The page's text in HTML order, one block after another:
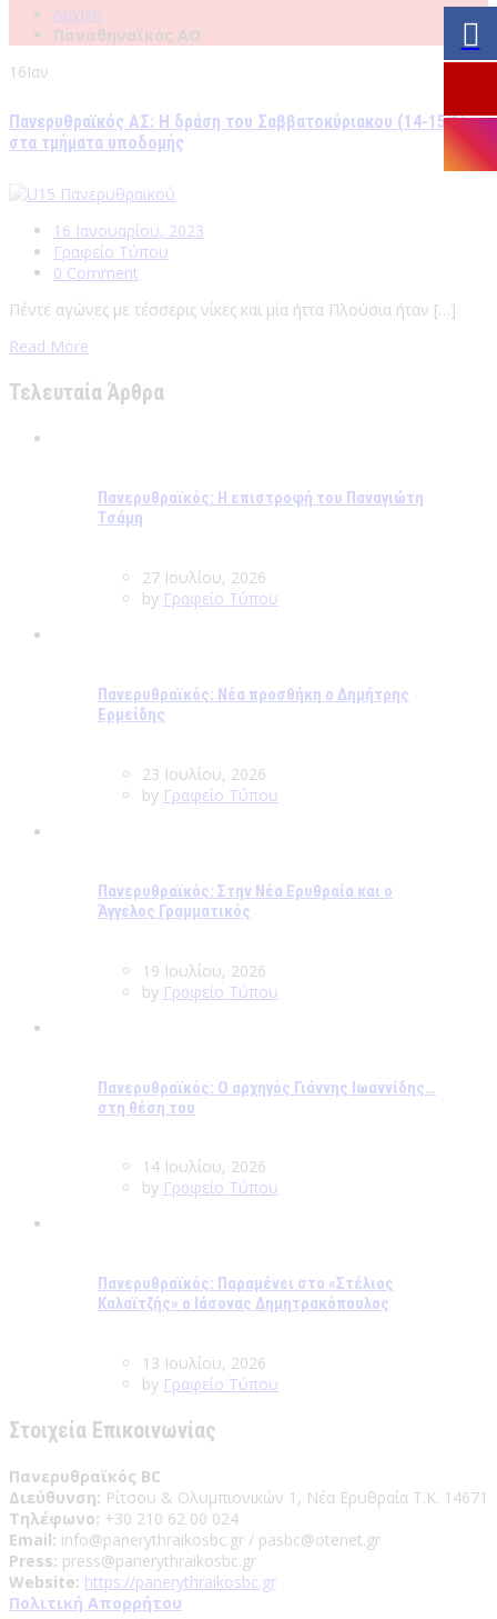
Αρχική
Παναθηναϊκός ΑΟ
16Ιαν
Πανερυθραϊκός ΑΣ: Η δράση του Σαββατοκύριακου (14-15/1)
στα τμήματα υποδομής
16 Ιανουαρίου, 2023
Γραφείο Τύπου
0 Comment
Πέντε αγώνες με τέσσερις νίκες και μία ήττα Πλούσια ήταν […]
Read More
Τελευταία Άρθρα
Πανερυθραϊκός: Η επιστροφή του Παναγιώτη
Τσάμη
27 Ιουλίου, 2026
by Γραφείο Τύπου
Πανερυθραϊκός: Νέα προσθήκη ο Δημήτρης
Ερμείδης
23 Ιουλίου, 2026
by Γραφείο Τύπου
Πανερυθραϊκός: Στην Νέα Ερυθραία και ο
Άγγελος Γραμματικός
19 Ιουλίου, 2026
by Γραφείο Τύπου
Πανερυθραϊκός: Ο αρχηγός Γιάννης Ιωαννίδης…
στη θέση του
14 Ιουλίου, 2026
by Γραφείο Τύπου
Πανερυθραϊκός: Παραμένει στο «Στέλιος
Καλαϊτζής» ο Ιάσονας Δημητρακόπουλος
13 Ιουλίου, 2026
by Γραφείο Τύπου
Στοιχεία Επικοινωνίας
Πανερυθραϊκός BC
Διεύθυνση: Ρίτσου & Ολυμπιονικών 1, Νέα Ερυθραία Τ.Κ. 14671
Τηλέφωνο: +30 210 62 00 024
Email: info@panerythraikosbc.gr / pasbc@otenet.gr
Press: press@panerythraikosbc.gr
Website: https://panerythraikosbc.gr
Πολιτική Απορρήτου